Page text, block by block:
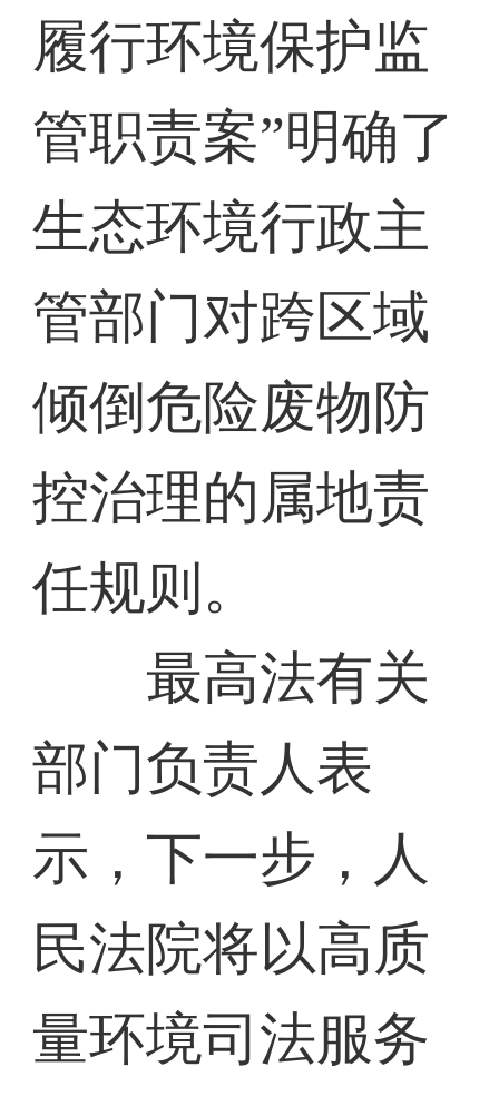
履行环境保护监
管职责案”明确了
生态环境行政主
管部门对跨区域
倾倒危险废物防
控治理的属地责
任规则。
最高法有关
部门负责人表
示，下一步，人
民法院将以高质
量环境司法服务